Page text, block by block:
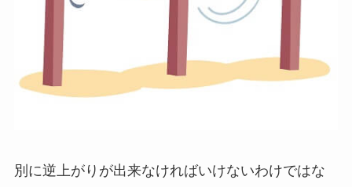
別に逆上がりが出来なければいけないわけではな